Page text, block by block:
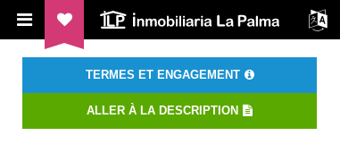
ILP Inmobiliaria La Palma
TERMES ET ENGAGEMENT
ALLER À LA DESCRIPTION